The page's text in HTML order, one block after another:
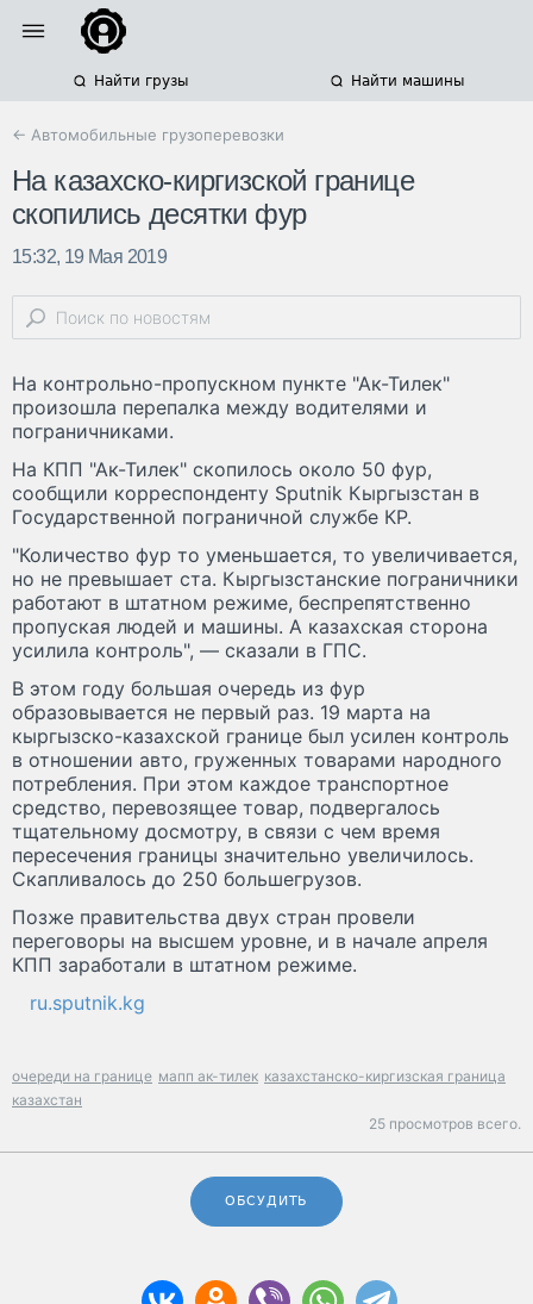
Найти грузы Найти машины
← Автомобильные грузоперевозки
На казахско-киргизской границе
скопились десятки фур
15:32, 19 Мая 2019
На контрольно-пропускном пункте "Ак-Тилек"
произошла перепалка между водителями и
пограничниками.
На КПП "Ак-Тилек" скопилось около 50 фур,
сообщили корреспонденту Sputnik Кыргызстан в
Государственной пограничной службе КР.
"Количество фур то уменьшается, то увеличивается,
но не превышает ста. Кыргызстанские пограничники
работают в штатном режиме, беспрепятственно
пропуская людей и машины. А казахская сторона
усилила контроль", — сказали в ГПС.
В этом году большая очередь из фур
образовывается не первый раз. 19 марта на
кыргызско-казахской границе был усилен контроль
в отношении авто, груженных товарами народного
потребления. При этом каждое транспортное
средство, перевозящее товар, подвергалось
тщательному досмотру, в связи с чем время
пересечения границы значительно увеличилось.
Скапливалось до 250 большегрузов.
Позже правительства двух стран провели
переговоры на высшем уровне, и в начале апреля
КПП заработали в штатном режиме.
ru.sputnik.kg
очереди на границе мапп ак-тилек казахстанско-киргизская граница
казахстан
25 просмотров всего.
ОБСУДИТЬ